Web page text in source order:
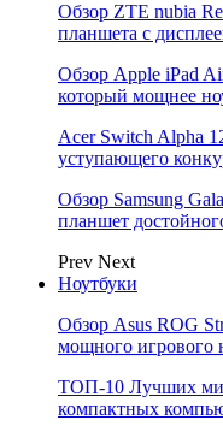
Обзор ZTE nubia
планшета с
Обзор Apple iPad
который мощнее
Acer Switch Alpha
уступающего
Обзор Samsung
планшет
Prev Next
Ноутбуки
Обзор Asus ROG
мощного игрового
ТОП-10 Лучших
компактных